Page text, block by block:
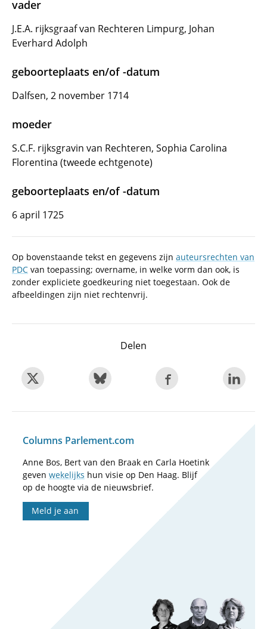
vader
J.E.A. rijksgraaf van Rechteren Limpurg, Johan
Everhard Adolph
geboorteplaats en/of -datum
Dalfsen, 2 november 1714
moeder
S.C.F. rijksgravin van Rechteren, Sophia Carolina
Florentina (tweede echtgenote)
geboorteplaats en/of -datum
6 april 1725
Op bovenstaande tekst en gegevens zijn auteursrechten van
PDC van toepassing; overname, in welke vorm dan ook, is
zonder expliciete goedkeuring niet toegestaan. Ook de
afbeeldingen zijn niet rechtenvrij.
Delen
Columns Parlement.com
Anne Bos, Bert van den Braak en Carla Hoetink
geven wekelijks hun visie op Den Haag. Blijf
op de hoogte via de nieuwsbrief.
Meld je aan